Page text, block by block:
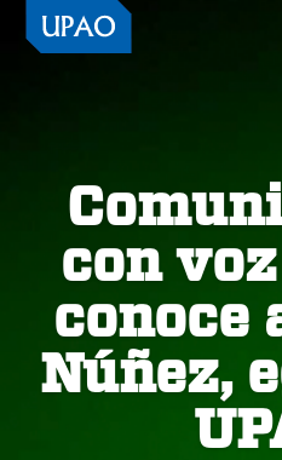
con
conoce
Núñez,